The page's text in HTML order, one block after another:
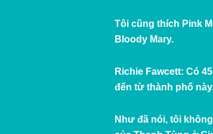
Tôi cũng thích Pink
Bloody Mary.
Richie Fawcett: Có
đến từ thành phố
Như đã nói, tôi